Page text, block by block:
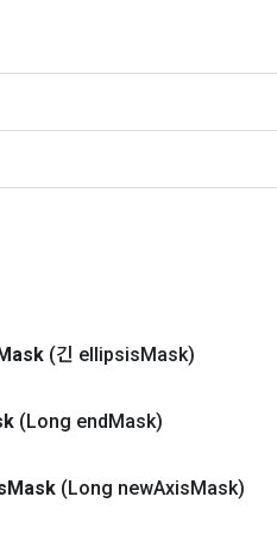
(긴 ellipsisMask)
(Long endMask)
Mask (Long newAxisMask)